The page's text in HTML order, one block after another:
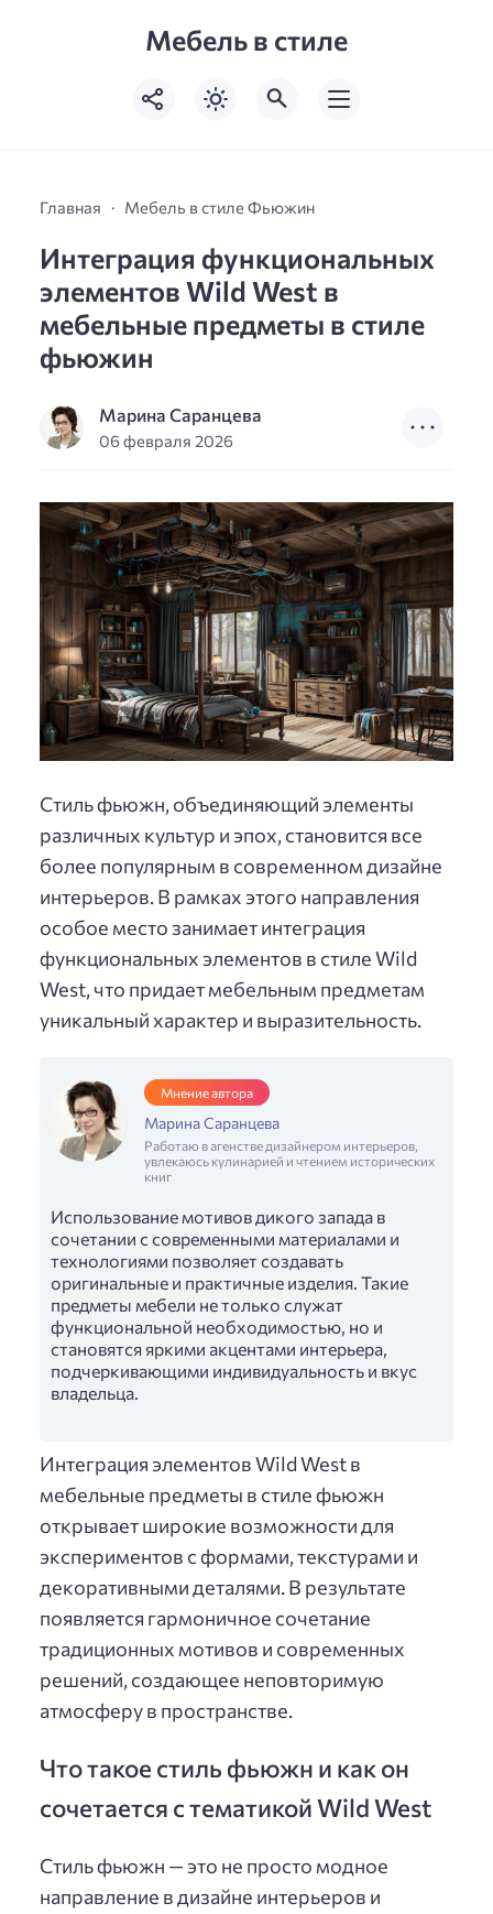
Мебель в стиле
Главная Мебель в стиле Фьюжин
Интеграция функциональных
элементов Wild West в
мебельные предметы в стиле
фьюжин
Марина Саранцева
06 февраля 2026
Стиль фьюжн, объединяющий элементы
различных культур и эпох, становится все
более популярным в современном дизайне
интерьеров. В рамках этого направления
особое место занимает интеграция
функциональных элементов в стиле Wild
West, что придает мебельным предметам
уникальный характер и выразительность.
Мнение автора
Марина Саранцева
Работаю в агенстве дизайнером интерьеров,
увлекаюсь кулинарией и чтением исторических
книг
Использование мотивов дикого запада в
сочетании с современными материалами и
технологиями позволяет создавать
оригинальные и практичные изделия. Такие
предметы мебели не только служат
функциональной необходимостью, но и
становятся яркими акцентами интерьера,
подчеркивающими индивидуальность и вкус
владельца.
Интеграция элементов Wild West в
мебельные предметы в стиле фьюжн
открывает широкие возможности для
экспериментов с формами, текстурами и
декоративными деталями. В результате
появляется гармоничное сочетание
традиционных мотивов и современных
решений, создающее неповторимую
атмосферу в пространстве.
Что такое стиль фьюжн и как он
сочетается с тематикой Wild West
Стиль фьюжн — это не просто модное
направление в дизайне интерьеров и